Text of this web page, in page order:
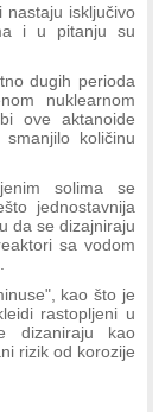
isključivo
i u pitanju su
dugih perioda
nuklearnom
ove aktanoide
količinu
solima se
jednostavnija
da se dizajniraju
sa vodom
kao što je
rastopljeni u
dizaniraju kao
rizik od korozije